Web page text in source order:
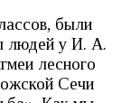
были
людей у И. А.
лесного
Сечи